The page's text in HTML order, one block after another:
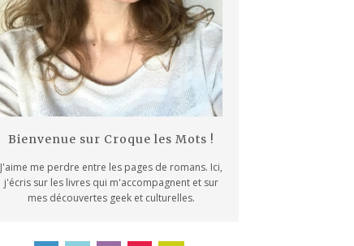
Bienvenue sur Croque les Mots !
J'aime me perdre entre les pages de romans. Ici,
j'écris sur les livres qui m'accompagnent et sur
mes découvertes geek et culturelles.